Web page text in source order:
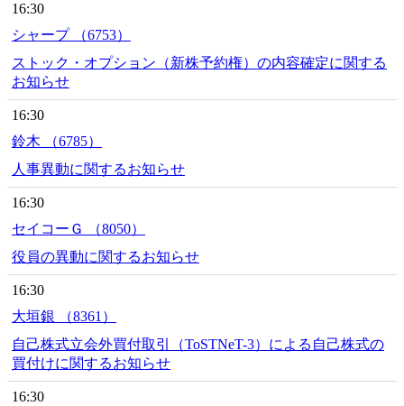
16:30
シャープ （6753）
ストック・オプション（新株予約権）の内容確定に関する
お知らせ
16:30
鈴木 （6785）
人事異動に関するお知らせ
16:30
セイコーＧ （8050）
役員の異動に関するお知らせ
16:30
大垣銀 （8361）
自己株式立会外買付取引（ToSTNeT-3）による自己株式の
買付けに関するお知らせ
16:30